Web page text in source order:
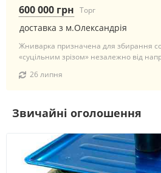
доставка з м.Олександрія
600 000 грн Торг
Жниварка призначена для збирання
«суцільним зрізом» незалежно від
26 липня
Звичайні оголошення